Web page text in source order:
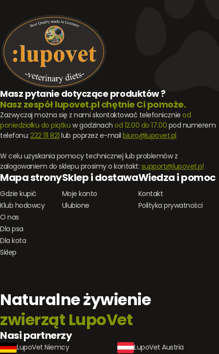
Masz pytanie dotyczące produktów ?
Nasz zespół lupovet.pl chętnie Ci pomoże.
Zazwyczaj można się z nami skontaktować telefonicznie od
poniedziałku do piątku w godzinach od 12.00 do 17.00 pod numerem
telefonu:222 111 821 lub poprzez e-mailbiuro@lupovet.pl
W celu uzyskania pomocy technicznej lub problemów z
zalogowaniem do sklepu prosimy o kontakt: support@lupovet.pl
Mapa strony
Gdzie kupić
Klub hodowcy
O nas
Dla psa
Dla kota
Sklep
Sklep i dostawa
Moje konto
Ulubione
Wiedza i pomoc
Kontakt
Polityka prywatności
Naturalne żywienie
zwierząt LupoVet
Nasi partnerzy
LupoVet Niemcy LupoVet Austria